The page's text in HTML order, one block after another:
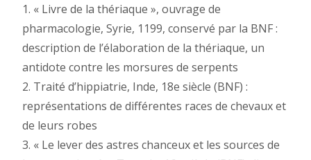
1. « Livre de la thériaque », ouvrage de
pharmacologie, Syrie, 1199, conservé par la BNF :
description de l’élaboration de la thériaque, un
antidote contre les morsures de serpents
2. Traité d’hippiatrie, Inde, 18e siècle (BNF) :
représentations de différentes races de chevaux et
de leurs robes
3. « Le lever des astres chanceux et les sources de